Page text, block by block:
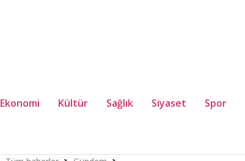
Ekonomi Kültür Sağlık Siyaset Spor